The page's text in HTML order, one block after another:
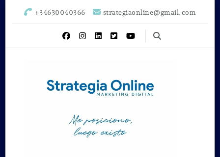
+34630040366 strategiaonline@gmail.com